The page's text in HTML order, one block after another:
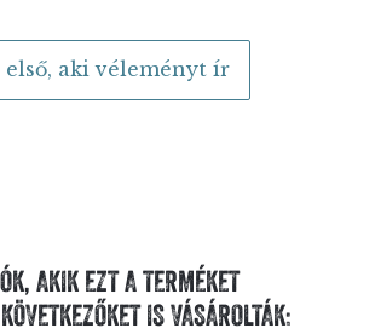
első, aki véleményt ír
AKIK EZT A TERMÉKET
IS VÁSÁROLTÁK: